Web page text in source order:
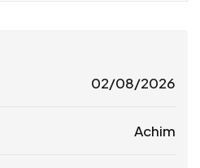
02/08/2026
Achim